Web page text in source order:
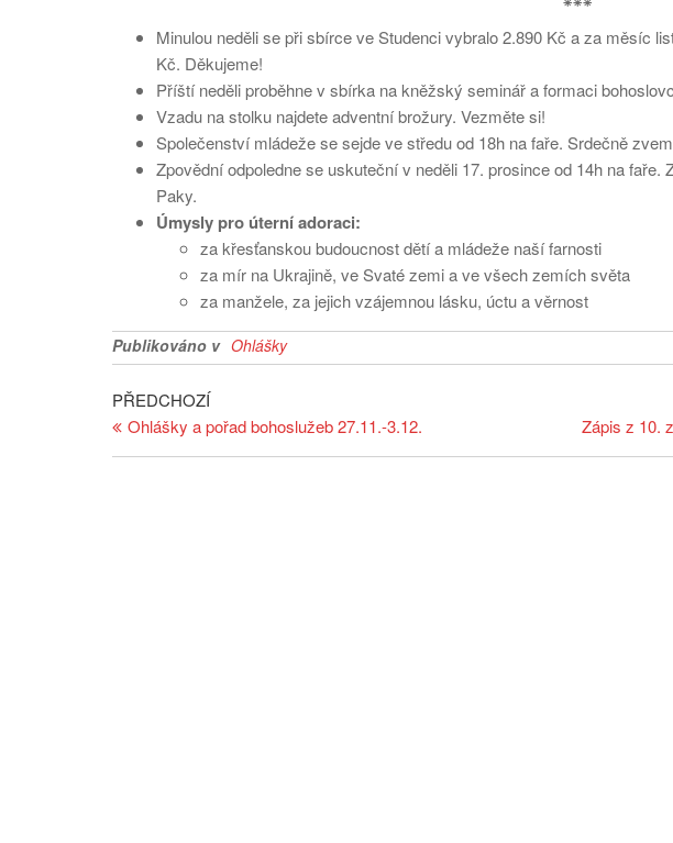
Minulou neděli se při sbírce ve Studenci vybralo 2.890 Kč a za měsíc
Kč. Děkujeme!
Příští neděli proběhne v sbírka na kněžský seminář a formaci
Vzadu na stolku najdete adventní brožury. Vezměte si!
Společenství mládeže se sejde ve středu od 18h na faře. Srdečně
Zpovědní odpoledne se uskuteční v neděli 17. prosince od 14h na
Paky.
Úmysly pro úterní adoraci:
za křesťanskou budoucnost dětí a mládeže naší farnosti
za mír na Ukrajině, ve Svaté zemi a ve všech zemích světa
za manžele, za jejich vzájemnou lásku, úctu a věrnost
Publikováno v Ohlášky
Navigace
pro
Předchozí
článek
PŘEDCHOZÍ
Ohlášky a pořad bohoslužeb 27.11.-3.12.
Zápis z 10.